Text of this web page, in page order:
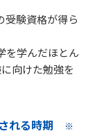
受験資格が得ら
を学んだほとん
向けた勉強を
れる時期
※